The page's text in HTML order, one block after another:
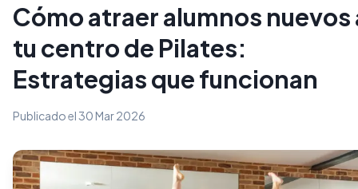
Cómo atraer alumnos nuevos
tu centro de Pilates:
Estrategias que funcionan
Publicado el30 Mar 2026